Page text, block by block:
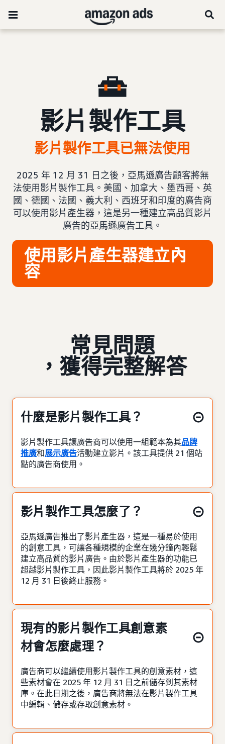
影片製作工具
影片製作工具已無法使用
2025 年 12 月 31 日之後，亞馬遜廣告顧客將無
法使用影片製作工具。美國、加拿大、墨西哥、英
國、德國、法國、義大利、西班牙和印度的廣告商
可以使用影片產生器，這是另一種建立高品質影片
廣告的亞馬遜廣告工具。
使用影片產生器建立內
容
常見問題
，獲得完整解答
什麼是影片製作工具？
影片製作工具讓廣告商可以使用一組範本為其品牌
推廣和展示廣告活動建立影片。該工具提供 21 個站
點的廣告商使用。
影片製作工具怎麼了？
亞馬遜廣告推出了影片產生器，這是一種易於使用
的創意工具，可讓各種規模的企業在幾分鐘內輕鬆
建立高品質的影片廣告。由於影片產生器的功能已
超越影片製作工具，因此影片製作工具將於 2025 年
12 月 31 日後終止服務。
現有的影片製作工具創意素
材會怎麼處理？
廣告商可以繼續使用影片製作工具的創意素材，這
些素材會在 2025 年 12 月 31 日之前儲存到其素材
庫。在此日期之後，廣告商將無法在影片製作工具
中編輯、儲存或存取創意素材。